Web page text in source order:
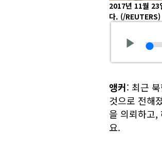
2017년 11월 23
다. (/REUTERS)
앵커: 최근
것으로 전해
을 의뢰하고,
요.